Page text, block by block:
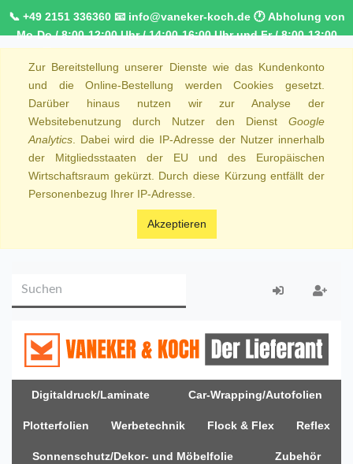
📞 +49 2151 336360 📧 info@vaneker-koch.de 🕐 Abholung von
Mo-Do / 8:00-12:00 Uhr / 14:00-16:00 Uhr und Fr / 8:00-13:00
NRW 🚛 Kostenfreie Lieferung ab 250€ Bestellwert
Zur Bereitstellung unserer Dienste wie das Kundenkonto
und die Online-Bestellung werden Cookies gesetzt.
Darüber hinaus nutzen wir zur Analyse der
Websitebenutzung durch Nutzer den Dienst Google
Analytics . Dabei wird die IP-Adresse der Nutzer innerhalb
der Mitgliedsstaaten der EU und des Europäischen
Wirtschaftsraum gekürzt. Durch diese Kürzung entfällt der
Personenbezug Ihrer IP-Adresse.
Akzeptieren
Digitaldruck/Laminate Car-Wrapping/Autofolien
Plotterfolien Werbetechnik Flock & Flex Reflex
Sonnenschutz/Dekor- und Möbelfolie Zubehör